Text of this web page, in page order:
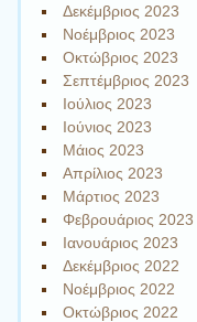
Δεκέμβριος 2023
Νοέμβριος 2023
Οκτώβριος 2023
Σεπτέμβριος 2023
Ιούλιος 2023
Ιούνιος 2023
Μάιος 2023
Απρίλιος 2023
Μάρτιος 2023
Φεβρουάριος 2023
Ιανουάριος 2023
Δεκέμβριος 2022
Νοέμβριος 2022
Οκτώβριος 2022